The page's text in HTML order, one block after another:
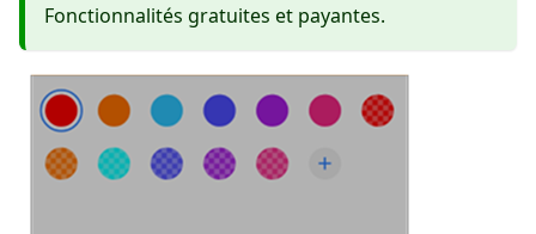
Fonctionnalités gratuites et payantes.